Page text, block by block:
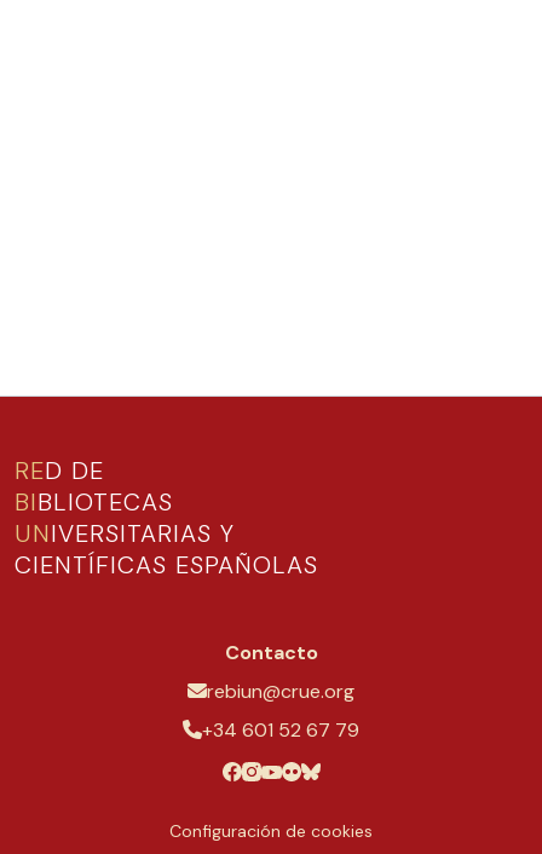
RED DE
BIBLIOTECAS
UNIVERSITARIAS Y
CIENTÍFICAS ESPAÑOLAS
Contacto
rebiun@crue.org
+34 601 52 67 79
Configuración de cookies